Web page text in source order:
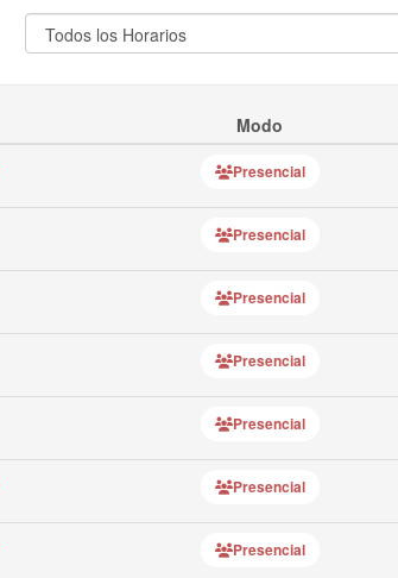
Modo
Presencial
Presencial
Presencial
Presencial
Presencial
Presencial
Presencial